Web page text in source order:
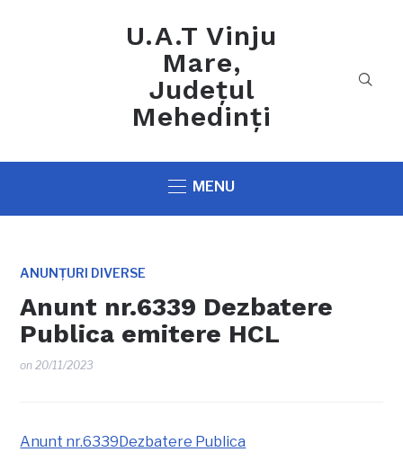
U.A.T Vinju
Mare,
Județul
Mehedinți
MENU
ANUNȚURI DIVERSE
Anunt nr.6339 Dezbatere
Publica emitere HCL
on20/11/2023
Anunt nr.6339Dezbatere Publica